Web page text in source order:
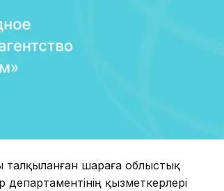
талқыланған шараға облыстық
қызметкерлері